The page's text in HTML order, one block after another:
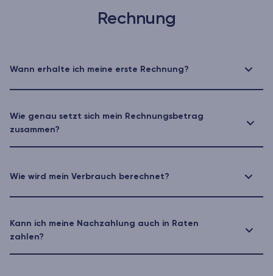
Rechnung
Wann erhalte ich meine erste Rechnung?
Wie genau setzt sich mein Rechnungsbetrag
zusammen?
Wie wird mein Verbrauch berechnet?
Kann ich meine Nachzahlung auch in Raten
zahlen?